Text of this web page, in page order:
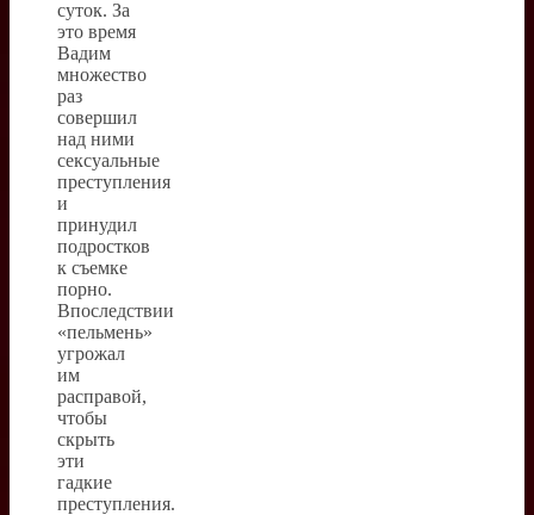
суток. За
это время
Вадим
множество
раз
совершил
над ними
сексуальные
преступления
и
принудил
подростков
к съемке
порно.
Впоследствии
«пельмень»
угрожал
им
расправой,
чтобы
скрыть
эти
гадкие
преступления.